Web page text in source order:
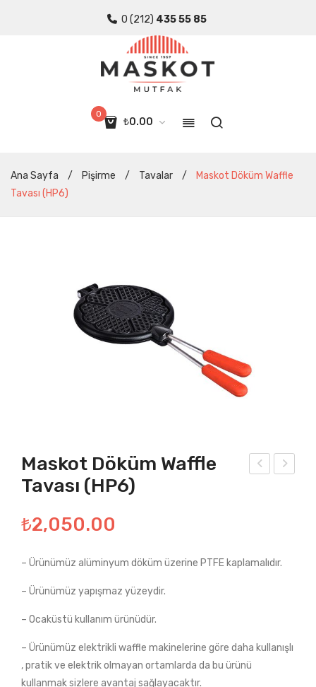
0 (212) 435 55 85
0
₺0.00
ürün yok.
Ana Sayfa / Pişirme / Tavalar /
Maskot Döküm Waffle
Tavası (HP6)
a
3)
Maskot Döküm Waffle
Tavası (HP6)
₺2,050.00
– Ürünümüz alüminyum döküm üzerine PTFE kaplamalıdır.
– Ürünümüz yapışmaz yüzeydir.
– Ocaküstü kullanım ürünüdür.
– Ürünümüz elektrikli waffle makinelerine göre daha kullanışlı
, pratik ve elektrik olmayan ortamlarda da bu ürünü
kullanmak sizlere avantaj sağlayacaktır.